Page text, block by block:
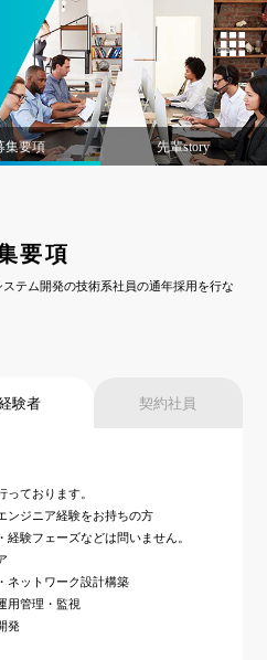
集要項 先輩story
要項
テム開発の技術系社員の通年採用を行な
験者 契約社員
っております。
ンジニア経験をお持ちの方
経験フェーズなどは問いません。
ネットワーク設計構築
用管理・監視
発